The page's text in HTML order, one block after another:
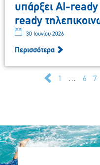
υπάρξει AI-
ready
30 Ιουνίου 2026
Περισσότερα
1 … 6 7